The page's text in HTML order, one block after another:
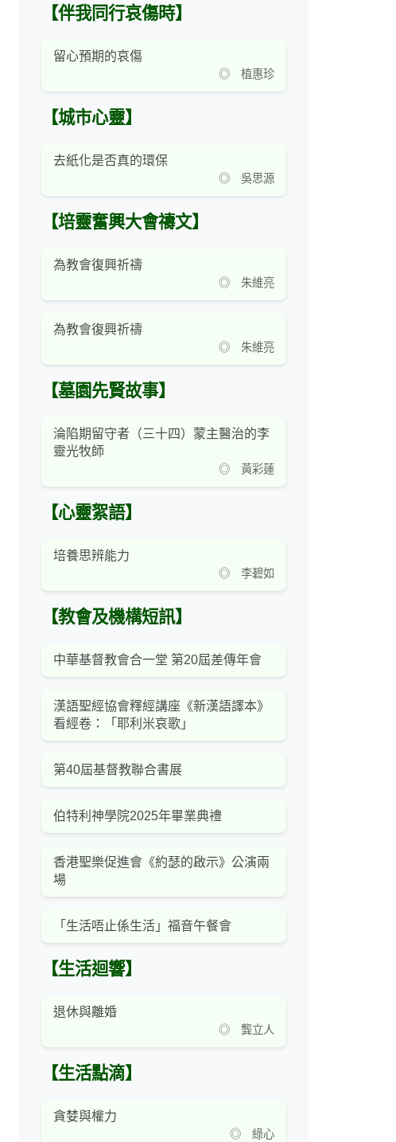
【伴我同行哀傷時】
留心預期的哀傷
◎ 植惠珍
【城市心靈】
去紙化是否真的環保
◎ 吳思源
【培靈奮興大會禱文】
為教會復興祈禱
◎ 朱維亮
為教會復興祈禱
◎ 朱維亮
【墓園先賢故事】
淪陷期留守者（三十四）蒙主醫治的李
靈光牧師
◎ 黃彩蓮
【心靈絮語】
培養思辨能力
◎ 李碧如
【教會及機構短訊】
中華基督教會合一堂 第20屆差傳年會
漢語聖經協會釋經講座《新漢語譯本》
看經卷：「耶利米哀歌」
第40屆基督教聯合書展
伯特利神學院2025年畢業典禮
香港聖樂促進會《約瑟的啟示》公演兩
場
「生活唔止係生活」福音午餐會
【生活迴響】
退休與離婚
◎ 龔立人
【生活點滴】
貪婪與權力
◎ 綠心